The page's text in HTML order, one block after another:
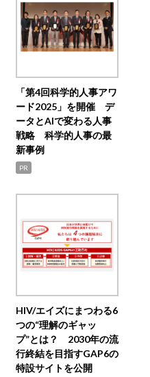
「第4回科学的人事アワ
ード2025」を開催 デ
ータとAIで変わる人事
戦略 科学的人事の最
新事例
PR
HIV/エイズにまつわる6
つの“理解のギャッ
プ”とは？ 2030年の流
行終結を目指すGAP6の
特設サイトを公開